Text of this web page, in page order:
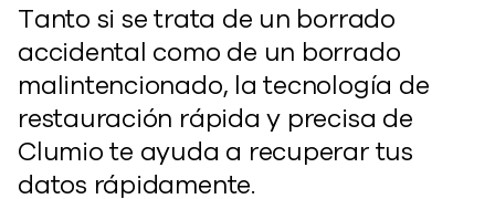
Tanto si se trata de un borrado
accidental como de un borrado
malintencionado, la tecnología de
restauración rápida y precisa de
Clumio te ayuda a recuperar tus
datos rápidamente.